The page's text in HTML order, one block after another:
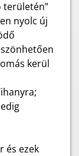
területén”
nyolc új
kerül
és ezek